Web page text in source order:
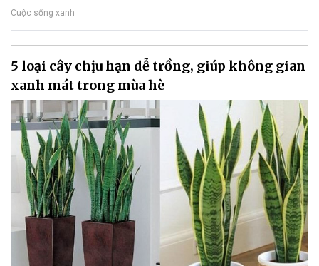
Cuộc sống xanh
5 loại cây chịu hạn dễ trồng, giúp không gian
xanh mát trong mùa hè